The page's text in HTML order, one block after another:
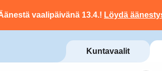
vaalipäivänä 13.4.! Löydä
Kuntavaalit